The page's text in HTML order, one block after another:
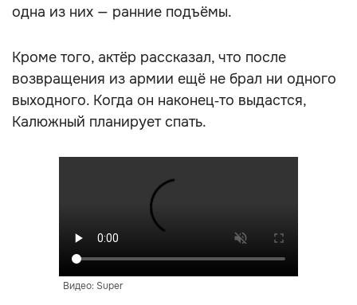
одна из них — ранние подъёмы.
Кроме того, актёр рассказал, что после
возвращения из армии ещё не брал ни одного
выходного. Когда он наконец‑то выдастся,
Калюжный планирует спать.
Видео: Super